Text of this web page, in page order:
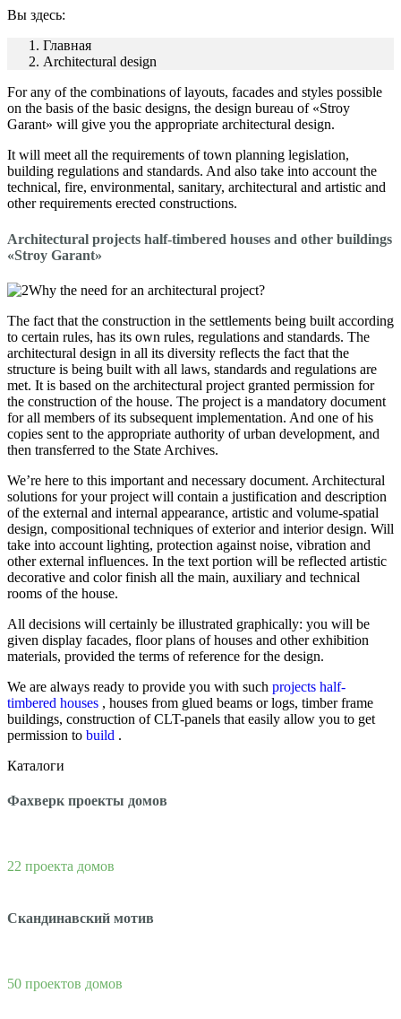
Вы здесь:
Главная
Architectural design
For any of the combinations of layouts, facades and styles possible
on the basis of the basic designs, the design bureau of «Stroy
Garant» will give you the appropriate architectural design.
It will meet all the requirements of town planning legislation,
building regulations and standards. And also take into account the
technical, fire, environmental, sanitary, architectural and artistic and
other requirements erected constructions.
Architectural projects half-timbered houses and other buildings
«Stroy Garant»
Why the need for an architectural project?
The fact that the construction in the settlements being built according
to certain rules, has its own rules, regulations and standards. The
architectural design in all its diversity reflects the fact that the
structure is being built with all laws, standards and regulations are
met. It is based on the architectural project granted permission for
the construction of the house. The project is a mandatory document
for all members of its subsequent implementation. And one of his
copies sent to the appropriate authority of urban development, and
then transferred to the State Archives.
We’re here to this important and necessary document. Architectural
solutions for your project will contain a justification and description
of the external and internal appearance, artistic and volume-spatial
design, compositional techniques of exterior and interior design. Will
take into account lighting, protection against noise, vibration and
other external influences. In the text portion will be reflected artistic
decorative and color finish all the main, auxiliary and technical
rooms of the house.
All decisions will certainly be illustrated graphically: you will be
given display facades, floor plans of houses and other exhibition
materials, provided the terms of reference for the design.
We are always ready to provide you with such projects half-
timbered houses , houses from glued beams or logs, timber frame
buildings, construction of CLT-panels that easily allow you to get
permission to build .
Каталоги
Фахверк проекты домов
22 проекта домов
Скандинавский мотив
50 проектов домов